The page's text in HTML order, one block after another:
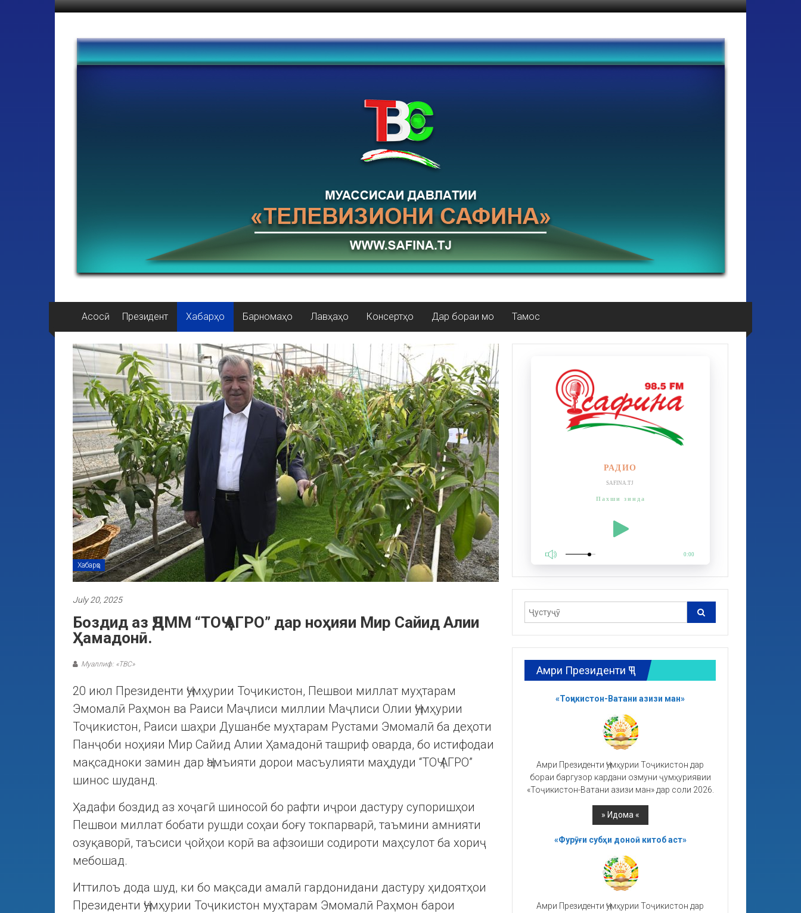
Асосӣ Президент Хабарҳо Барномаҳо Лавҳаҳо Консертҳо Дар бораи мо Тамос
Хабарҳо
July 20, 2025
Боздид аз ҶДММ “ТОҶ АГРО” дар ноҳияи Мир Сайид Алии
Ҳамадонӣ.
Муаллиф: «ТВС»
20 июл Президенти Ҷумҳурии Тоҷикистон, Пешвои миллат муҳтарам
Эмомалӣ Раҳмон ва Раиси Маҷлиси миллии Маҷлиси Олии Ҷумҳурии
Тоҷикистон, Раиси шаҳри Душанбе муҳтарам Рустами Эмомалӣ ба деҳоти
Панҷоби ноҳияи Мир Сайид Алии Ҳамадонӣ ташриф оварда, бо истифодаи
мақсадноки замин дар Ҷамъияти дорои масъулияти маҳдуди “ТОҶ АГРО”
шинос шуданд.
Ҳадафи боздид аз хоҷагӣ шиносоӣ бо рафти иҷрои дастуру супоришҳои
Пешвои миллат бобати рушди соҳаи боғу токпарварӣ, таъмини амнияти
озуқаворӣ, таъсиси ҷойҳои корӣ ва афзоиши содироти маҳсулот ба хориҷ
мебошад.
Иттилоъ дода шуд, ки бо мақсади амалӣ гардонидани дастуру ҳидоятҳои
Президенти Ҷумҳурии Тоҷикистон муҳтарам Эмомалӣ Раҳмон барои
РАДИО
SAFINA.TJ
Пахши зинда
0:00
Амри Президенти ҶТ
«Тоҷикистон-Ватани азизи ман»
Амри Президенти Ҷумҳурии Тоҷикистон дар
бораи баргузор кардани озмуни ҷумҳуриявии
«Тоҷикистон-Ватани азизи ман» дар соли 2026.
«Фурӯғи субҳи доноӣ китоб аст»
Амри Президенти Ҷумҳурии Тоҷикистон дар